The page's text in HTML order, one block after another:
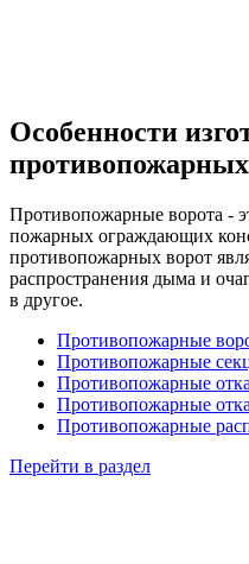
Особенности
противопожарных
Противопожарные ворота -
пожарных ограждающих
противопожарных ворот
распространения дыма и
в другое.
Противопожарные
Противопожарные
Противопожарные
Противопожарные
Противопожарные
Перейти в раздел